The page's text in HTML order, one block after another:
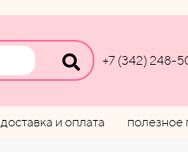
+7 (342) 248-
доставка и оплата